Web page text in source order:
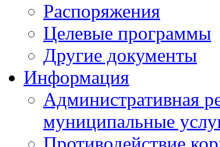
Распоряжения
Целевые программы
Другие документы
Информация
Административная
муниципальные